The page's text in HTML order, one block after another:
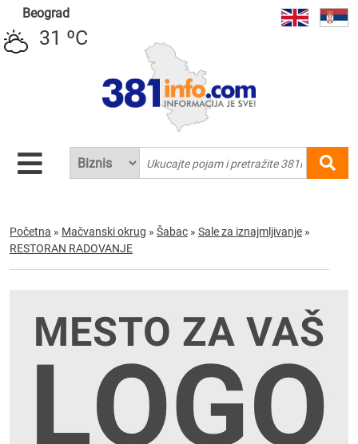
Beograd
31 ºC
Početna » Mačvanski okrug » Šabac » Sale za iznajmljivanje »
RESTORAN RADOVANJE